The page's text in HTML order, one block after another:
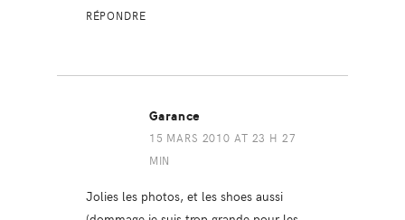
RÉPONDRE
Garance
15 MARS 2010 AT 23 H 27
MIN
Jolies les photos, et les shoes aussi